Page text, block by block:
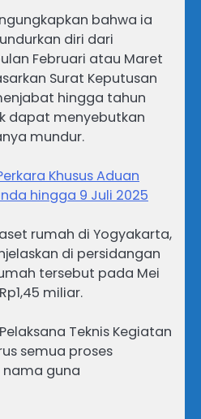
bahwa ia
diri dari
Februari atau Maret
Surat Keputusan
hingga tahun
dapat menyebutkan
mundur.
Khusus Aduan
hingga 9 Juli 2025
rumah di Yogyakarta,
di persidangan
tersebut pada Mei
miliar.
Teknis Kegiatan
semua proses
guna